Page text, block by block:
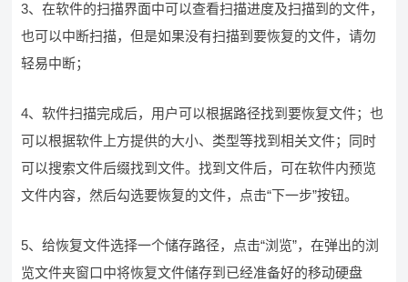
3、在软件的扫描界面中可以查看扫描进度及扫描到的文件，
也可以中断扫描，但是如果没有扫描到要恢复的文件，请勿
轻易中断；
4、软件扫描完成后，用户可以根据路径找到要恢复文件；也
可以根据软件上方提供的大小、类型等找到相关文件；同时
可以搜索文件后缀找到文件。找到文件后，可在软件内预览
文件内容，然后勾选要恢复的文件，点击“下一步”按钮。
5、给恢复文件选择一个储存路径，点击“浏览”，在弹出的浏
览文件夹窗口中将恢复文件储存到已经准备好的移动硬盘